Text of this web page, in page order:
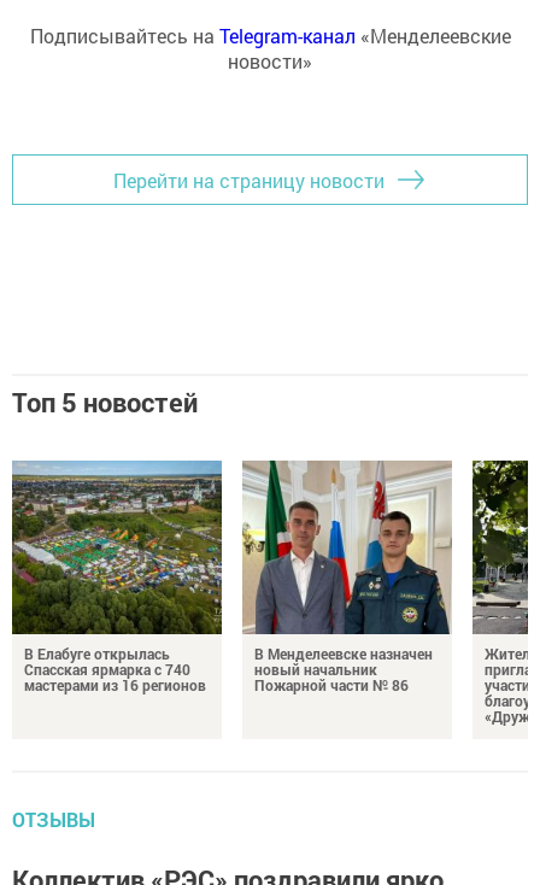
Подписывайтесь на Telegram-канал «Менделеевские
новости»
Перейти на страницу новости
Топ 5 новостей
В Елабуге открылась
Спасская ярмарка с 740
мастерами из 16 регионов
В Менделеевске назначен
новый начальник
Пожарной части № 86
ОТЗЫВЫ